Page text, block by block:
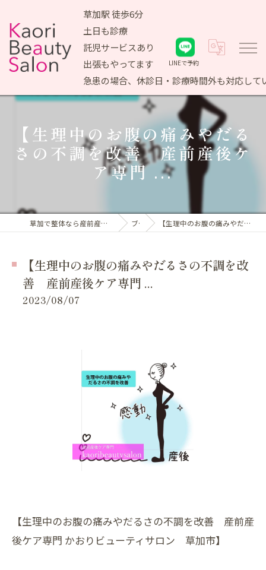
草加駅 徒歩6分
土日も診療
託児サービスあり
出張もやってます
急患の場合、休診日・診療時間外も対応して
LINEで予約
【生理中のお腹の痛みやだる
さの不調を改善 産前産後ケ
ア専門 ...
草加で整体なら産前産後ケア専門 かおりビューティサロン ブログ 【生理中のお腹の痛みやだるさの不調を改善 産前産後ケア専門 ...
【生理中のお腹の痛みやだるさの不調を改
善 産前産後ケア専門 ...
2023/08/07
【生理中のお腹の痛みやだるさの不調を改善 産前産
後ケア専門 かおりビューティサロン 草加市】